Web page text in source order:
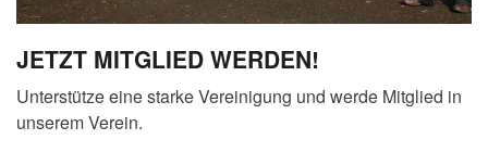
JETZT MITGLIED WERDEN!
Unterstütze eine starke Vereinigung und werde Mitglied in
unserem Verein.